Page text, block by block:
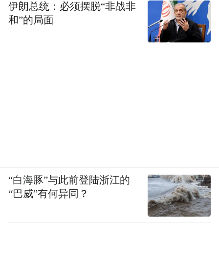
伊朗总统：必须摆脱“非战非
和”的局面
“白海豚”与此前登陆浙江的
“巴威”有何异同？